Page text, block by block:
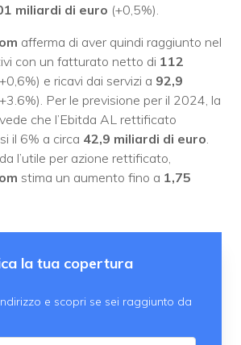
miliardi di euro (+0,5%).
afferma di aver quindi raggiunto nel
con un fatturato netto di 112
e ricavi dai servizi a 92,9
Per le previsione per il 2024, la
che l’Ebitda AL rettificato
il 6% a circa 42,9 miliardi di euro.
l’utile per azione rettificato,
stima un aumento fino a 1,75
la tua copertura
e scopri se sei raggiunto da